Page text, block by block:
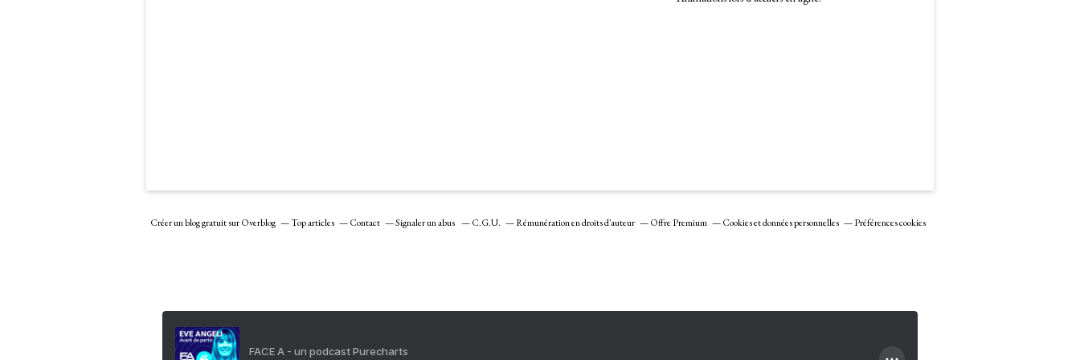
Créer un blog gratuit sur Overblog Top articles Contact Signaler un abus C.G.U. Rémunération en droits d'auteur Offre Premium Cookies et données personnelles Préférences cookies
FACE A - un podcast Purecharts